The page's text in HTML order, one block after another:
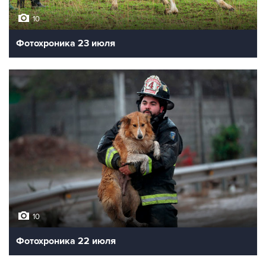
10
Фотохроника 23 июля
10
Фотохроника 22 июля